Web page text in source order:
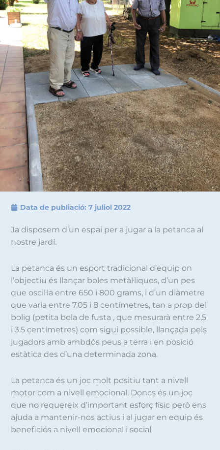
Data de publiació: 7 juliol 2022
Ja disposem d’un espai per a jugar a la petanca al
nostre jardí.
La petanca és un esport tradicional d’equip on
l’objectiu és llançar boles metàl·liques, d’un pes
que oscil·la entre 650 i 800 grams, i d’un diàmetre
que varia entre 7,05 i 8 centímetres, tan a prop del
bolig (petita bola de fusta , que mesurarà entre 2,5
i 3,5 centímetres) com sigui possible, llançada pels
jugadors amb ambdós peus a terra i en posició
estàtica des d’una determinada zona.
La petanca és un joc molt positiu tant a nivell
motor com a nivell emocional. Doncs és un joc
que no requereix d’important esforç físic però ens
ajuda a mantenir-nos actius i al jugar en equip és
beneficiós a nivell emocional i social